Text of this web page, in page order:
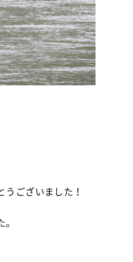
ございました！